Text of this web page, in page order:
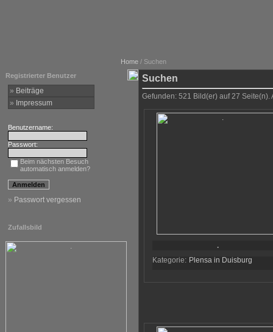
Home / Suchen
Registrierter Benutzer
» Beiträge
»
Impressum
Benutzername:
Passwort:
Beim nächsten Besuch
automatisch anmelden?
» Passwort vergessen
Zufallsbild
Suchen
Gefunden: 521 Bild(er) auf 27 Seite(n).
.
Kategorie: Plensa in Duisburg